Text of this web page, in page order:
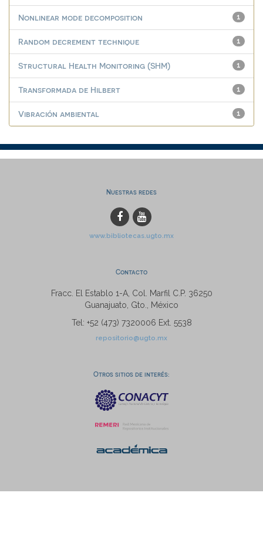
1
Nonlinear mode decomposition
1
Random decrement technique
1
Structural Health Monitoring (SHM)
1
Transformada de Hilbert
1
Vibración ambiental
Nuestras redes
www.bibliotecas.ugto.mx
Contacto
Fracc. El Establo 1-A, Col. Marfil C.P. 36250
Guanajuato, Gto., México
Tel: +52 (473) 7320006 Ext. 5538
repositorio@ugto.mx
Otros sitios de interés: